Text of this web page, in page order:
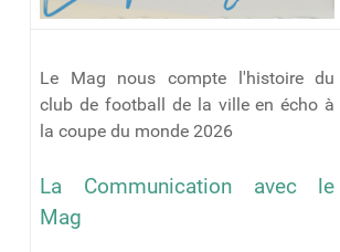
Le Mag nous compte l'histoire du
club de football de la ville en écho à
la coupe du monde 2026
La Communication avec le
Mag